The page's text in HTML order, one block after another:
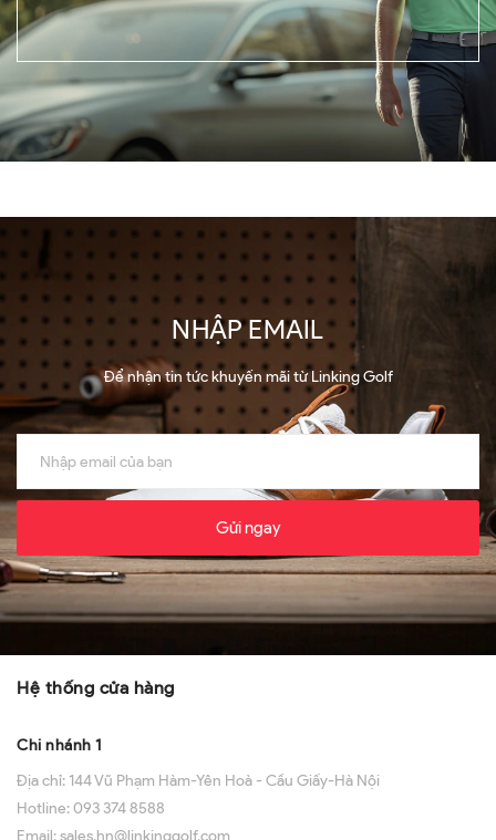
NHẬP EMAIL
Để nhận tin tức khuyến mãi từ Linking Golf
Gửi ngay
Hệ thống cửa hàng
Chi nhánh 1
Địa chỉ: 144 Vũ Phạm Hàm-Yên Hoà - Cầu Giấy-Hà Nội
Hotline:093 374 8588